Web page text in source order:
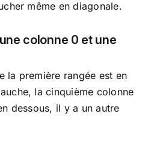
même en diagonale.
colonne 0 et une
la première rangée est en
la cinquième colonne
dessous, il y a un autre